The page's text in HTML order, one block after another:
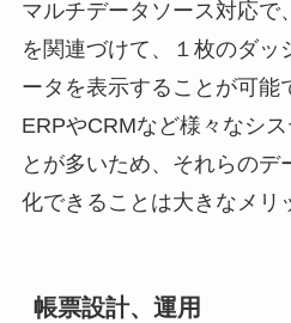
マルチデータソース対応で
を関連づけて、１枚のダッ
ータを表示することが可能
ERPやCRMなど様々なシ
とが多いため、それらのデ
化できることは大きなメリ
帳票設計、運用